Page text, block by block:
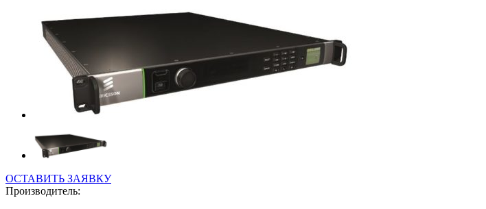
ОСТАВИТЬ ЗАЯВКУ
Производитель: